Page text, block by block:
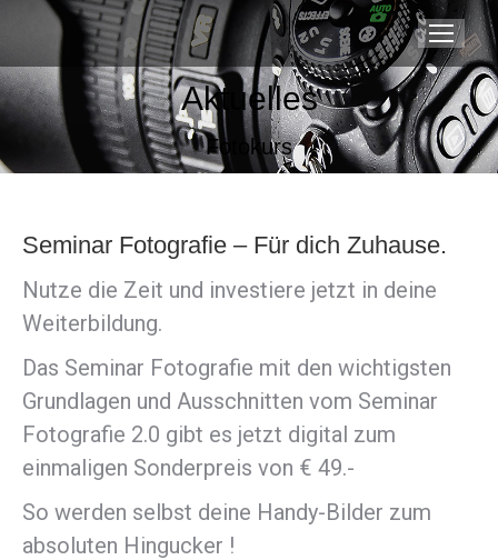
Aktuelles
Fotokurs
Seminar Fotografie – Für dich Zuhause.
Nutze die Zeit und investiere jetzt in deine
Weiterbildung.
Das Seminar Fotografie mit den wichtigsten
Grundlagen und Ausschnitten vom Seminar
Fotografie 2.0 gibt es jetzt digital zum
einmaligen Sonderpreis von € 49.-
So werden selbst deine Handy-Bilder zum
absoluten Hingucker !